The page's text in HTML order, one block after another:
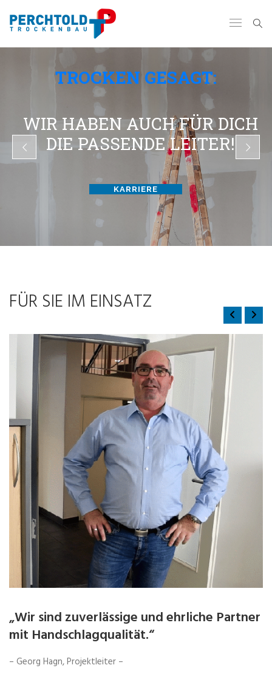
WIR HABEN AUCH FÜR DICH
DIE PASSENDE LEITER!
TROCKEN GESAGT:
KARRIERE
FÜR SIE IM EINSATZ
„Leidenschaft und Freude prägen unseren
Einsatz.“
– Janusz Blitek, Projektleiter –